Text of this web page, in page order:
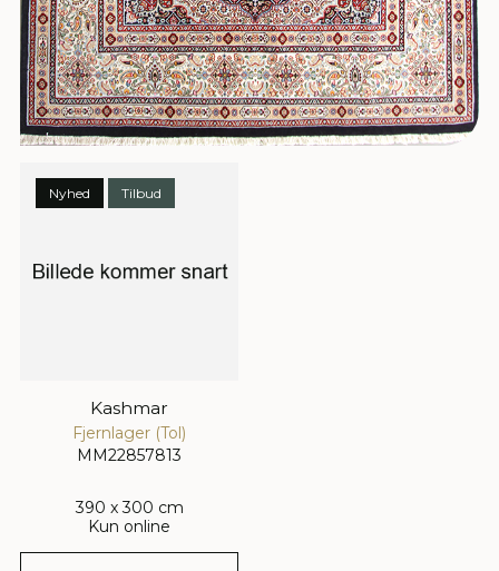
Nyhed Tilbud
Kashmar
Fjernlager (Tol)
MM22857813
390 x 300 cm
Kun online